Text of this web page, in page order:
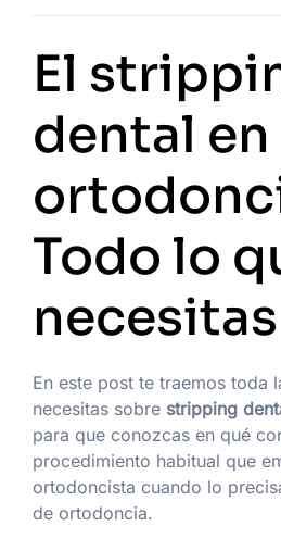
El
dental en
Todo lo
En este post te traemos toda
necesitas sobre stripping
para que conozcas en qué
procedimiento habitual que
ortodoncista cuando lo
de ortodoncia.